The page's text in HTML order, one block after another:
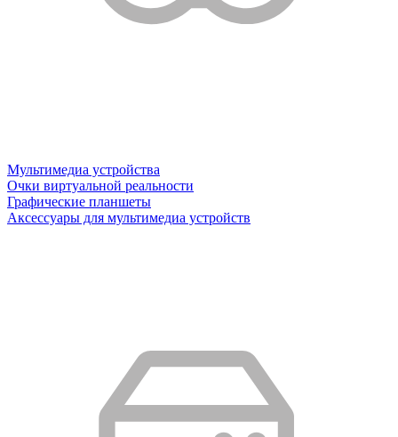
Мультимедиа устройства
Очки виртуальной реальности
Графические планшеты
Аксессуары для мультимедиа устройств